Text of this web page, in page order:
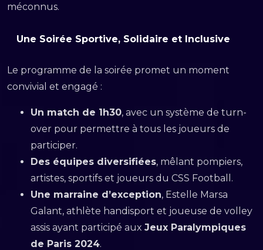
méconnus.
Une Soirée Sportive, Solidaire et Inclusive
Le programme de la soirée promet un moment
convivial et engagé :
Un match de 1h30, avec un système de turn-
over pour permettre à tous les joueurs de
participer.
Des équipes diversifiées, mêlant pompiers,
artistes, sportifs et joueurs du CSS Football.
Une marraine d’exception, Estelle Marsa
Galant, athlète handisport et joueuse de volley
assis ayant participé aux Jeux Paralympiques
de Paris 2024.